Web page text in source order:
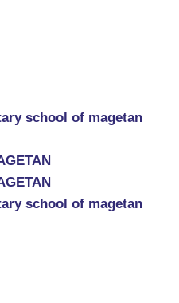
school of magetan
school of magetan